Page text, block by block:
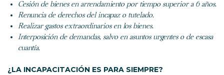
Cesión de bienes en arrendamiento por tiempo superior a 6 años.
Renuncia de derechos del incapaz o tutelado.
Realizar gastos extraordinarios en los bienes.
Interposición de demandas, salvo en asuntos urgentes o de escasa
cuantía.
¿LA INCAPACITACIÓN ES PARA SIEMPRE?